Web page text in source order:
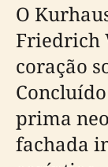
O
Friedrich
coração
prima
fachada